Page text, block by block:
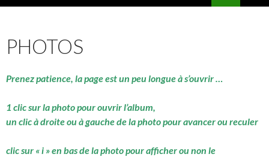
PHOTOS
Prenez patience, la page est un peu longue à s’ouvrir …
1 clic sur la photo pour ouvrir l’album,
un clic à droite ou à gauche de la photo pour avancer ou reculer
clic sur « i » en bas de la photo pour afficher ou non le